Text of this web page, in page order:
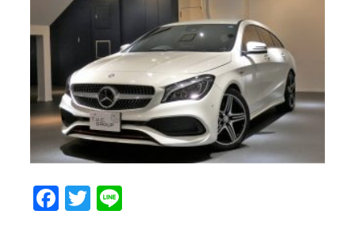
Facebook
Twitter